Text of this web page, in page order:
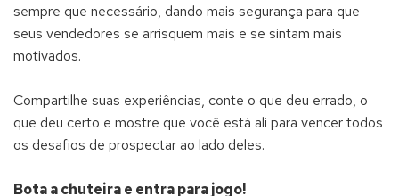
sempre que necessário, dando mais segurança para que
seus vendedores se arrisquem mais e se sintam mais
motivados.
Compartilhe suas experiências, conte o que deu errado, o
que deu certo e mostre que você está ali para vencer todos
os desafios de prospectar ao lado deles.
Bota a chuteira e entra para jogo!